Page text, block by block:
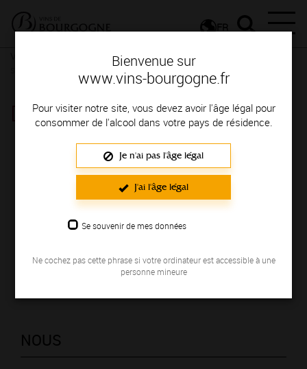
Bienvenue sur
www.vins-bourgogne.fr
Pour visiter notre site, vous devez avoir l'âge légal pour
consommer de l'alcool dans votre pays de résidence.
Je n'ai pas l'âge légal
J'ai l'âge légal
Se souvenir de mes données
Ne cochez pas cette phrase si votre ordinateur est accessible à une
personne mineure
FR
Femmes et hommes passionnés
DOMAINE DUJARDIN
NOUS